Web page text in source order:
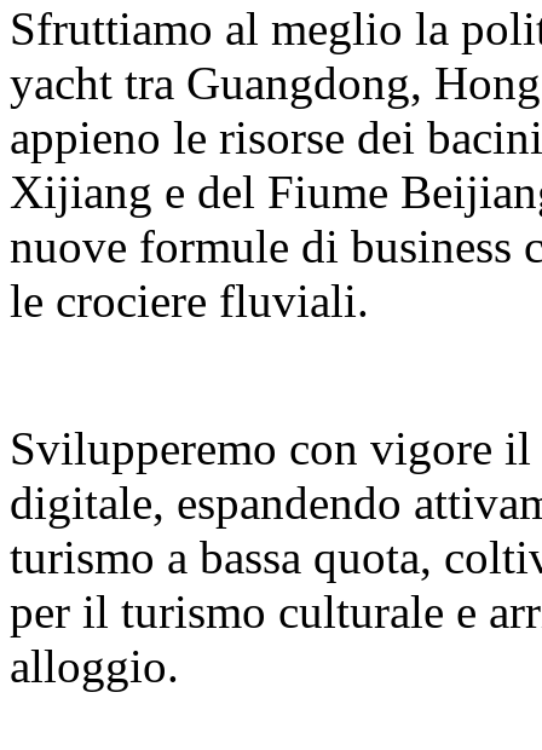
Sfruttiamo al meglio la
yacht tra Guangdong,
appieno le risorse dei
Xijiang e del Fiume
nuove formule di business
le crociere fluviali.
Svilupperemo con vigore
digitale, espandendo
turismo a bassa quota,
per il turismo culturale e
alloggio.